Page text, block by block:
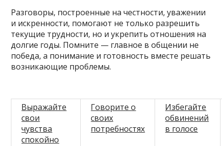
Разговоры, построенные на честности, уважении
и искренности, помогают не только разрешить
текущие трудности, но и укрепить отношения на
долгие годы. Помните — главное в общении не
победа, а понимание и готовность вместе решать
возникающие проблемы.
Выражайте
свои
чувства
спокойно
Говорите о
своих
потребностях
Избегайте
обвинений
в голосе